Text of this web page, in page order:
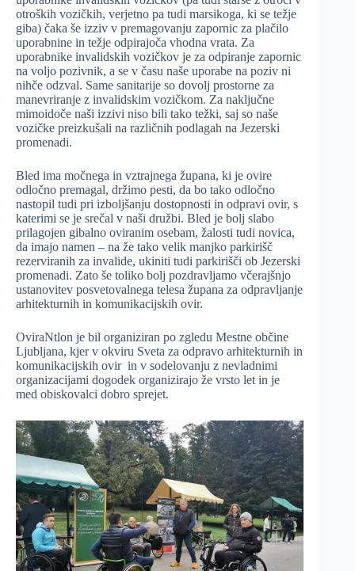
otroških vozičkih, verjetno pa tudi marsikoga, ki se težje
giba) čaka še izziv v premagovanju zapornic za plačilo
uporabnine in težje odpirajoča vhodna vrata. Za
uporabnike invalidskih vozičkov je za odpiranje zapornic
na voljo pozivnik, a se v času naše uporabe na poziv ni
nihče odzval. Same sanitarije so dovolj prostorne za
manevriranje z invalidskim vozičkom. Za naključne
mimoidoče naši izzivi niso bili tako težki, saj so naše
vozičke preizkušali na različnih podlagah na Jezerski
promenadi.
Bled ima močnega in vztrajnega župana, ki je ovire
odločno premagal, držimo pesti, da bo tako odločno
nastopil tudi pri izboljšanju dostopnosti in odpravi ovir, s
katerimi se je srečal v naši družbi. Bled je bolj slabo
prilagojen gibalno oviranim osebam, žalosti tudi novica,
da imajo namen – na že tako velik manjko parkirišč
rezerviranih za invalide, ukiniti tudi parkirišči ob Jezerski
promenadi. Zato še toliko bolj pozdravljamo včerajšnjo
ustanovitev posvetovalnega telesa župana za odpravljanje
arhitekturnih in komunikacijskih ovir.
OviraNtlon je bil organiziran po zgledu Mestne občine
Ljubljana, kjer v okviru Sveta za odpravo arhitekturnih in
komunikacijskih ovir in v sodelovanju z nevladnimi
organizacijami dogodek organizirajo že vrsto let in je
med obiskovalci dobro sprejet.